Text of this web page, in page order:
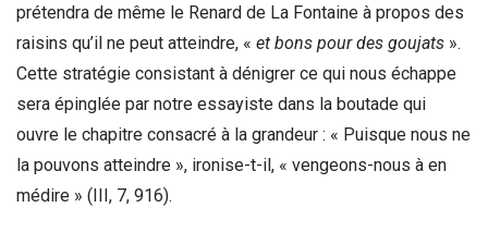
prétendra de même le Renard de La Fontaine à propos des
raisins qu’il ne peut atteindre, « et bons pour des goujats ».
Cette stratégie consistant à dénigrer ce qui nous échappe
sera épinglée par notre essayiste dans la boutade qui
ouvre le chapitre consacré à la grandeur : « Puisque nous ne
la pouvons atteindre », ironise-t-il, « vengeons-nous à en
médire » (III, 7, 916).